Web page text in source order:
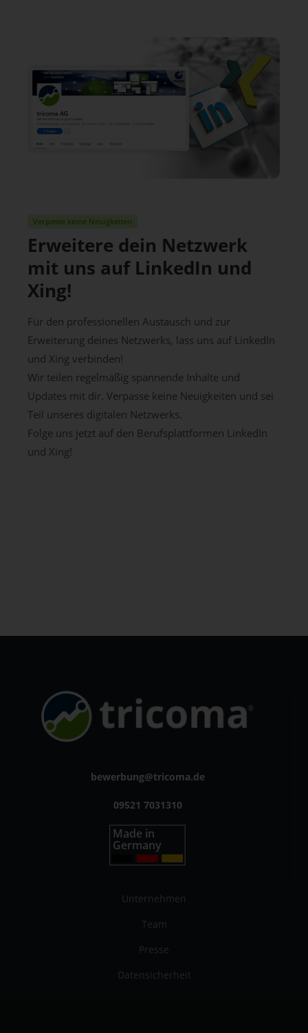
Verpasse keine Neuigkeiten
Erweitere dein Netzwerk
mit uns auf LinkedIn und
Xing!
Für den professionellen Austausch und zur
Erweiterung deines Netzwerks, lass uns auf LinkedIn
und Xing verbinden!
Wir teilen regelmäßig spannende Inhalte und
Updates mit dir. Verpasse keine Neuigkeiten und sei
Teil unseres digitalen Netzwerks.
Folge uns jetzt auf den Berufsplattformen LinkedIn
und Xing!
bewerbung@tricoma.de
09521 7031310
Unternehmen
Team
Presse
Datensicherheit